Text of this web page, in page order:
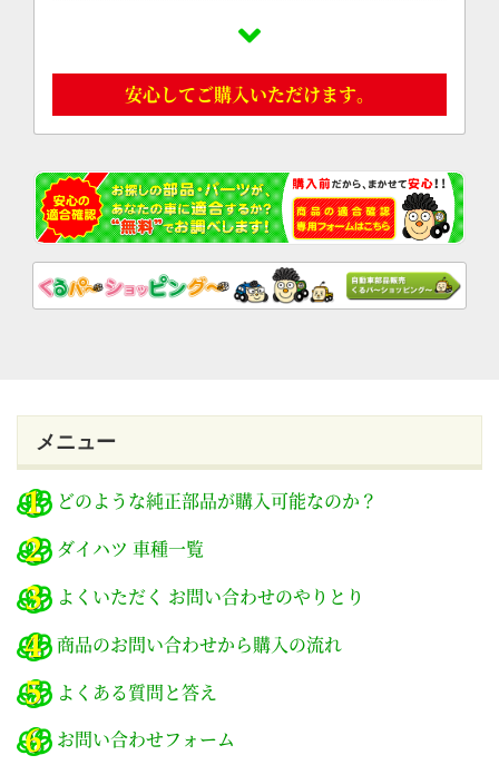
安心してご購入いただけます。
メニュー
どのような純正部品が購入可能なのか？
ダイハツ 車種一覧
よくいただく お問い合わせのやりとり
商品のお問い合わせから購入の流れ
よくある質問と答え
お問い合わせフォーム